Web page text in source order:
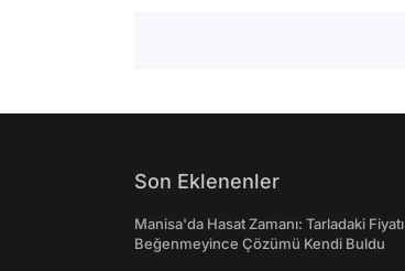
Son Eklenenler
Manisa'da Hasat Zamanı: Tarladaki Fiyatı
Beğenmeyince Çözümü Kendi Buldu